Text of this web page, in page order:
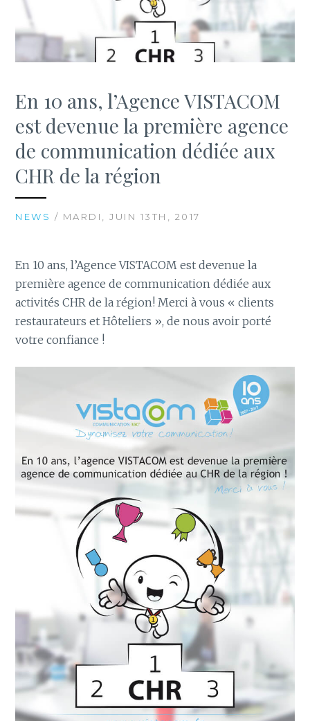
En 10 ans, l’Agence VISTACOM
est devenue la première agence
de communication dédiée aux
CHR de la région
NEWS / MARDI, JUIN 13TH, 2017
En 10 ans, l’Agence VISTACOM est devenue la
première agence de communication dédiée aux
activités CHR de la région! Merci à vous « clients
restaurateurs et Hôteliers », de nous avoir porté
votre confiance !